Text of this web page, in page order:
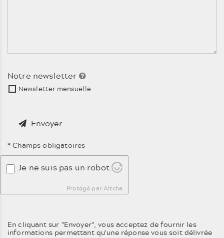
Notre newsletter
Newsletter mensuelle
Envoyer
* Champs obligatoires
Je ne suis pas un robot.
Protégé par Altcha
En cliquant sur "Envoyer", vous acceptez de fournir les
informations permettant qu'une réponse vous soit délivrée